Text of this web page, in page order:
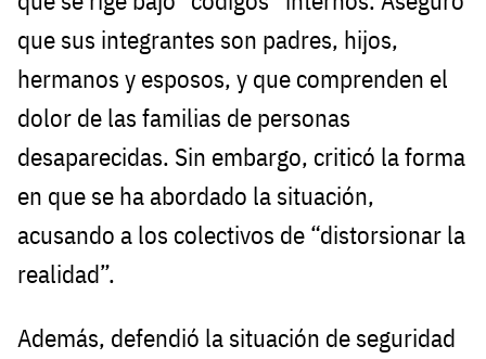
que sus integrantes son padres, hijos,
hermanos y esposos, y que comprenden el
dolor de las familias de personas
desaparecidas. Sin embargo, criticó la forma
en que se ha abordado la situación,
acusando a los colectivos de “distorsionar la
realidad”.
Además, defendió la situación de seguridad